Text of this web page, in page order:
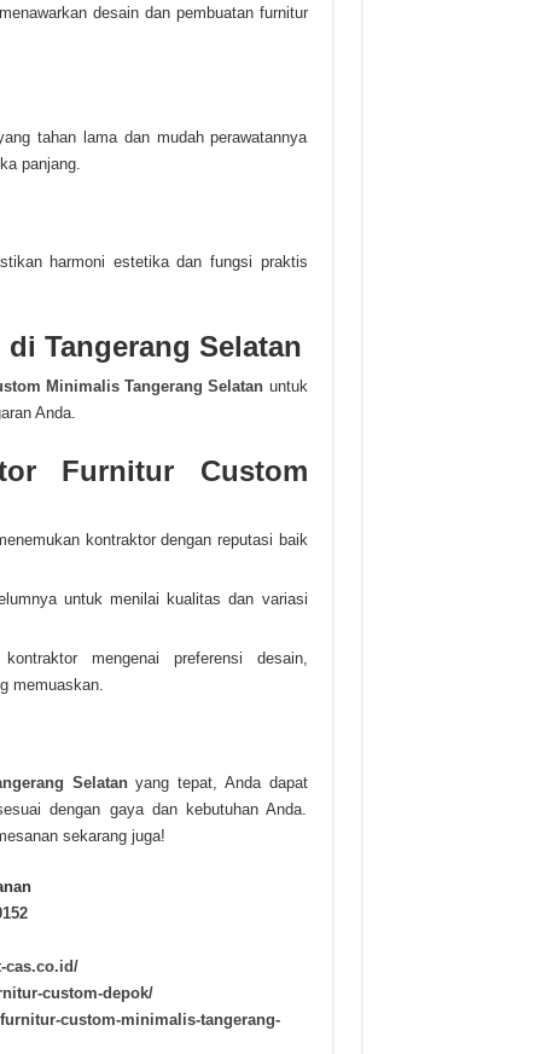
desain dan pembuatan furnitur
tahan lama dan mudah perawatannya
panjang.
harmoni estetika dan fungsi praktis
Tangerang Selatan
Minimalis Tangerang Selatan untuk
Anda.
Furnitur Custom
kontraktor dengan reputasi baik
untuk menilai kualitas dan variasi
mengenai preferensi desain,
memuaskan.
Selatanyang tepat, Anda dapat
dengan gaya dan kebutuhan Anda.
sekarang juga!
cas.co.id/
custom-depok/
custom-minimalis-tangerang-